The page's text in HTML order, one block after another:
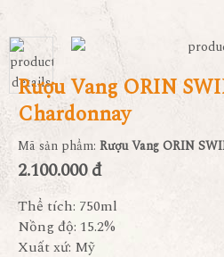
Rượu Vang ORIN
Chardonnay
Mã sản phẩm: Rượu Vang ORIN
2.100.000 đ
Thể tích: 750ml
Nồng độ: 15.2%
Xuất xứ: Mỹ